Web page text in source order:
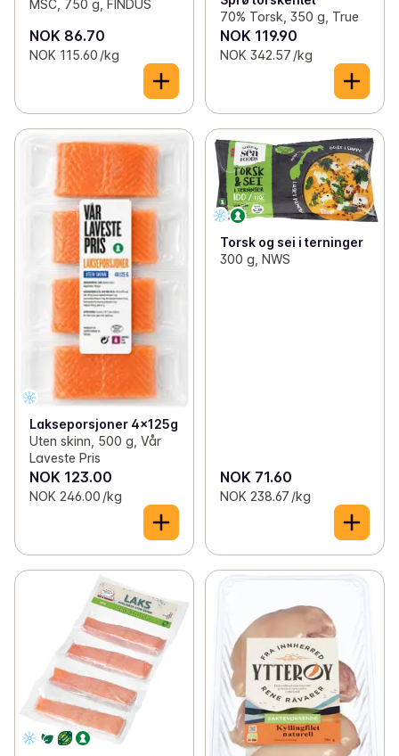
MSC, 750 g, FINDUS
NOK 86.70
NOK 115.60 /kg
70% Torsk, 350 g, True
NOK 119.90
NOK 342.57 /kg
Lakseporsjoner 4x125g
Uten skinn, 500 g, Vår
Laveste Pris
NOK 123.00
NOK 246.00 /kg
Torsk og sei i terninger
300 g, NWS
NOK 71.60
NOK 238.67 /kg